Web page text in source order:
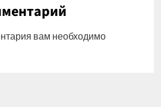
вам необходимо